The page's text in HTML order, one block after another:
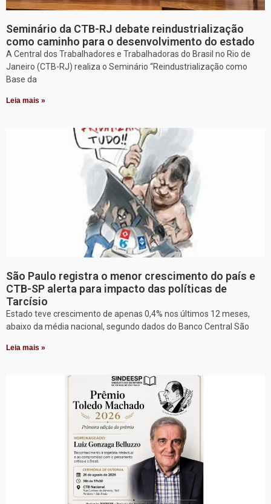
Seminário da CTB-RJ debate reindustrialização
como caminho para o desenvolvimento do estado
A Central dos Trabalhadores e Trabalhadoras do Brasil no Rio de
Janeiro (CTB-RJ) realiza o Seminário “Reindustrialização como
Base da
Leia mais »
São Paulo registra o menor crescimento do país e
CTB-SP alerta para impacto das políticas de
Tarcísio
Estado teve crescimento de apenas 0,4% nos últimos 12 meses,
abaixo da média nacional, segundo dados do Banco Central São
Leia mais »